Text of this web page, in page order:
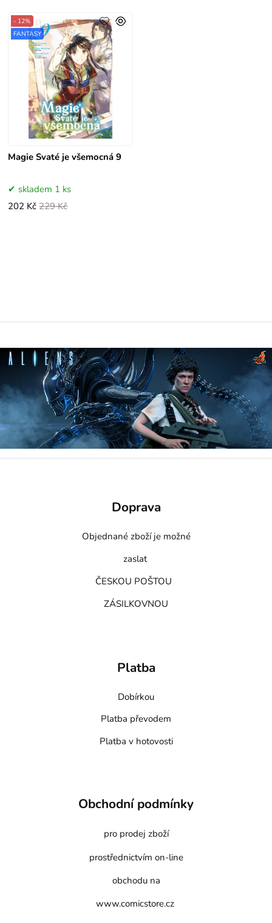
Magie Svaté je všemocná 9
- 12%
FANTASY
skladem 1 ks
202 Kč 229 Kč
Doprava
Objednané zboží je možné
zaslat
ČESKOU POŠTOU
ZÁSILKOVNOU
Platba
Dobírkou
Platba převodem
Platba v hotovosti
Obchodní podmínky
pro prodej zboží
prostřednictvím on-line
obchodu na
www.comicstore.cz